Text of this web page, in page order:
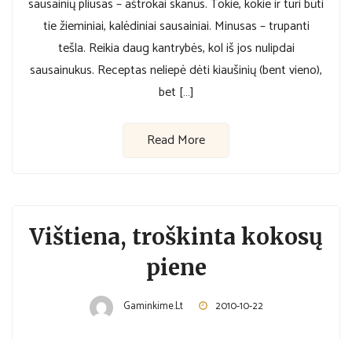
tie žieminiai, kalėdiniai sausainiai. Minusas – trupanti
tešla. Reikia daug kantrybės, kol iš jos nulipdai
sausainukus. Receptas neliepė dėti kiaušinių (bent vieno),
bet […]
Read More
Vištiena, troškinta kokosų
piene
Gaminkime.lt 2010-10-22